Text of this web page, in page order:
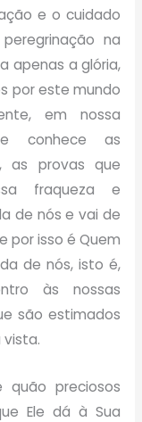
e o cuidado
na
apenas a glória,
por este mundo
em nossa
conhece as
as provas que
fraqueza e
de nós e vai de
por isso é Quem
de nós, isto é,
às nossas
são estimados
vista.
preciosos
Ele dá à Sua